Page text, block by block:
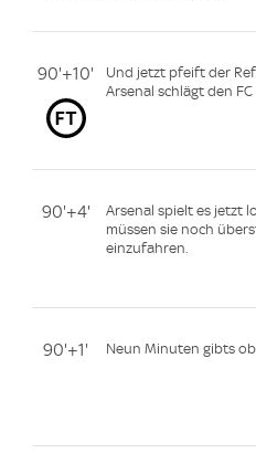
90'+10'
Und jetzt pfeift der
Arsenal schlägt den
90'+4'
Arsenal spielt es jetzt
müssen sie noch
einzufahren.
90'+1' Neun Minuten gibts